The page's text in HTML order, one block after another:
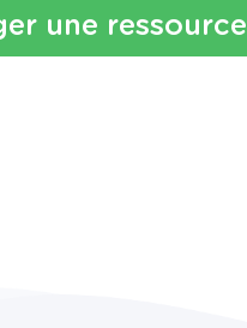
une ressource